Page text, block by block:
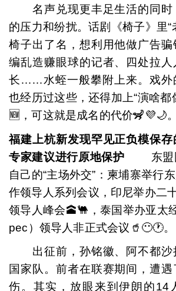
名声兑现更丰足生活的同时
的压力和纷扰。话剧《椅子》里“
椅子出了名，想利用他做广告骗
编乱造赚眼球的记者、四处拉
长……水蛭一般攀附上来。戏外
也经历过这些，还得加上“演啥都
🆕，可这就是成名的代价🦨💜🌙。
福建上杭新发现罕见正负模保
专家建议进行原地保护
东盟
自己的“主场外交”：柬埔寨举行
作领导人系列会议，印尼举办二
领导人峰会🕋🐫，泰国举办亚太
pec）领导人非正式会议🥤😶🕐。
出征前，孙铭徽、阿不都沙
国家队。前者在联赛期间，遭
伤。其实，放眼来到伊朗的14